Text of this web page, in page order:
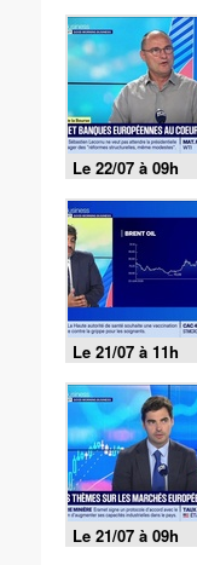
Le 22/07 à 09h
Le 21/07 à 11h
Le 21/07 à 09h